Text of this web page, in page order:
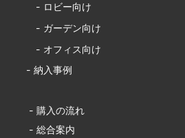
- ロビー向け
- ガーデン向け
- オフィス向け
- 納入事例
- 購入の流れ
- 総合案内